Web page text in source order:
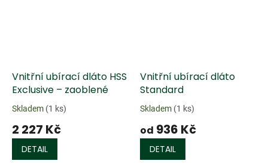
Vnitřní ubírací dláto HSS
Exclusive – zaoblené
Skladem (1 ks)
2 227 Kč
DETAIL
Vnitřní ubírací dláto
Standard
Skladem (1 ks)
od 936 Kč
DETAIL